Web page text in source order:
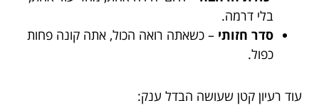
בלי דרמה.
סדר חזותי – כשאתה רואה הכול, אתה קונה פחות
כפול.
עוד רעיון קטן שעושה הבדל ענק: